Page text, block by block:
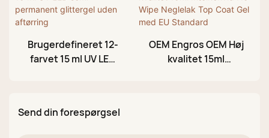
Brugerdefineret 12-
farvet 15 ml UV LED
OEM Engros OEM Høj
kvalitet 15ml
Send din forespørgsel